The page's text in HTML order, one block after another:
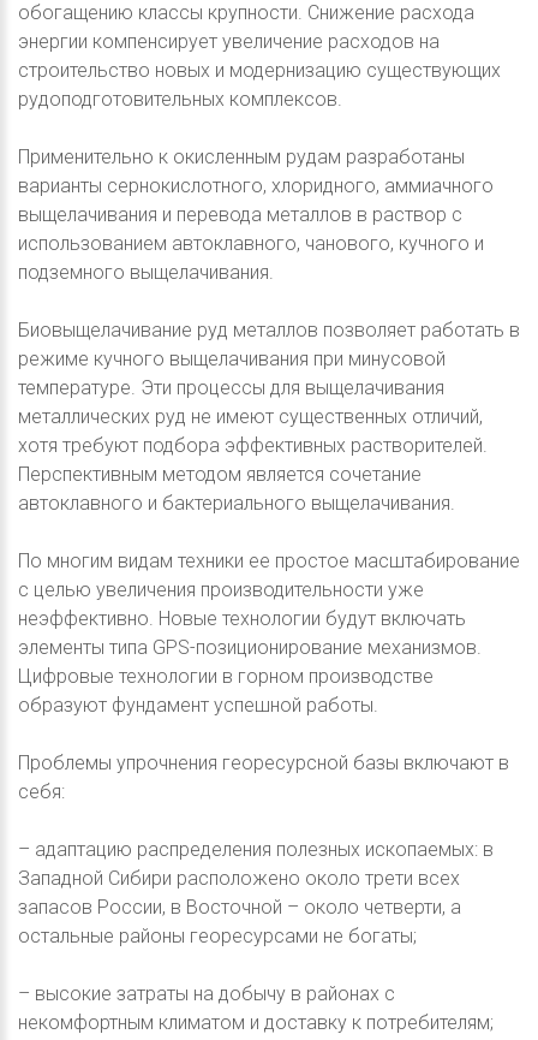
обогащению классы крупности. Снижение расхода
энергии компенсирует увеличение расходов на
строительство новых и модернизацию существующих
рудоподготовительных комплексов.
Применительно к окисленным рудам разработаны
варианты сернокислотного, хлоридного, аммиачного
выщелачивания и перевода металлов в раствор с
использованием автоклавного, чанового, кучного и
подземного выщелачивания.
Биовыщелачивание руд металлов позволяет работать в
режиме кучного выщелачивания при минусовой
температуре. Эти процессы для выщелачивания
металлических руд не имеют существенных отличий,
хотя требуют подбора эффективных растворителей.
Перспективным методом является сочетание
автоклавного и бактериального выщелачивания.
По многим видам техники ее простое масштабирование
с целью увеличения производительности уже
неэффективно. Новые технологии будут включать
элементы типа GPS-позиционирование механизмов.
Цифровые технологии в горном производстве
образуют фундамент успешной работы.
Проблемы упрочнения георесурсной базы включают в
себя:
– адаптацию распределения полезных ископаемых: в
Западной Сибири расположено около трети всех
запасов России, в Восточной – около четверти, а
остальные районы георесурсами не богаты;
– высокие затраты на добычу в районах с
некомфортным климатом и доставку к потребителям;